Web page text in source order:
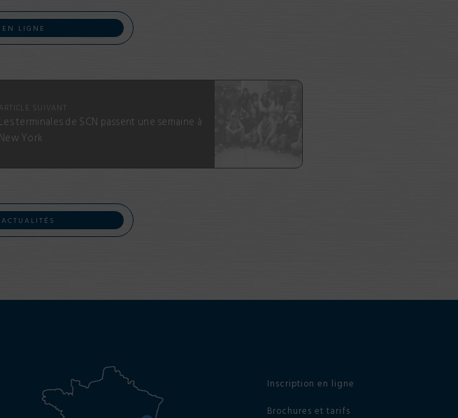
LIGNE
ARTICLE SUIVANT
Les terminales de SCN passent une semaine à
New York
Inscription en ligne
Brochures et tarifs